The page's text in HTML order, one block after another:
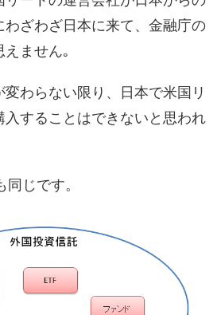
ざわざ日本に来て、金融庁の
ません｡
わらない限り、日本で米国リ
入することはできないと思われ
じです。